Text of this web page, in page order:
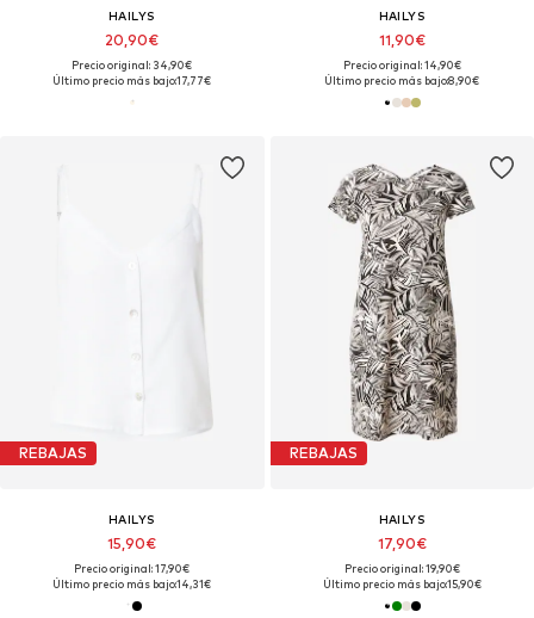
HAILYS
20,90€
Precio original: 34,90€
Último precio más bajo:17,77€
HAILYS
11,90€
Precio original: 14,90€
Último precio más bajo:8,90€
REBAJAS
HAILYS
15,90€
Precio original: 17,90€
Último precio más bajo:14,31€
REBAJAS
HAILYS
17,90€
Precio original: 19,90€
Último precio más bajo:15,90€